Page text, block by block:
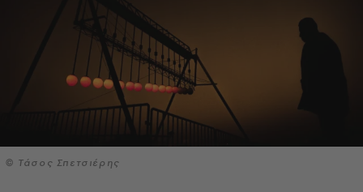
© Τάσος Σπετσιέρης